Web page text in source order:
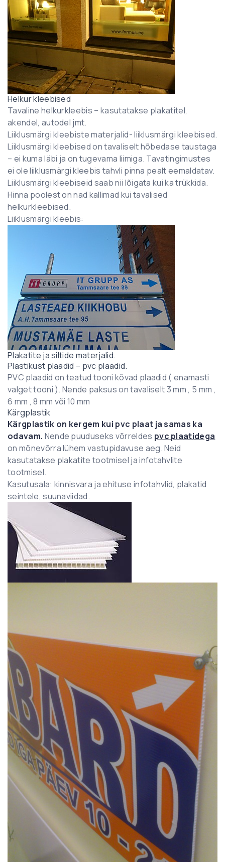
Helkur kleebised
Tavaline helkurkleebis – kasutatakse plakatitel,
akendel, autodel jmt.
Liiklusmärgi kleebiste materjalid- liiklusmärgi kleebised.
Liiklusmärgi kleebised on tavaliselt hõbedase taustaga
– ei kuma läbi ja on tugevama liimiga. Tavatingimustes
ei ole liiklusmärgi kleebis tahvli pinna pealt eemaldatav.
Liiklusmärgi kleebiseid saab nii lõigata kui ka trükkida.
Hinna poolest on nad kallimad kui tavalised
helkurkleebised.
Liiklusmärgi kleebis:
Plakatite ja siltide materjalid.
Plastikust plaadid – pvc plaadid.
PVC plaadid on teatud tooni kõvad plaadid ( enamasti
valget tooni ). Nende paksus on tavaliselt 3 mm , 5 mm ,
6 mm , 8 mm või 10 mm
Kärgplastik
Kärgplastik on kergem kui pvc plaat ja samas ka
odavam. Nende puuduseks võrreldes pvc plaatidega
on mõnevõrra lühem vastupidavuse aeg. Neid
kasutatakse plakatite tootmisel ja infotahvlite
tootmisel.
Kasutusala: kinnisvara ja ehituse infotahvlid, plakatid
seintele, suunaviidad.